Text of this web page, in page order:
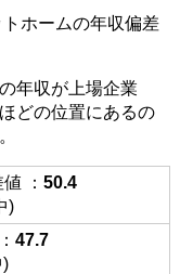
ホームの年収偏差
年収が上場企業
どの位置にあるの
値 ：50.4
)
47.7
)